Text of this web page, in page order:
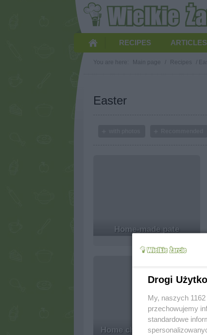
RECIPES ARTICLES
You are here: Main page / Recipes /
Easter
Home-made pate
Home chicken galantine
Drogi
My, naszych
przechowujemy
standardowe